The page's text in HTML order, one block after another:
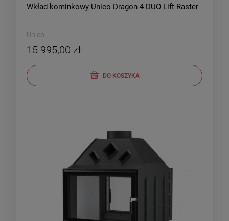
Wkład kominkowy Unico Dragon 4 DUO Lift Raster
Unico
15 995,00 zł
DO KOSZYKA